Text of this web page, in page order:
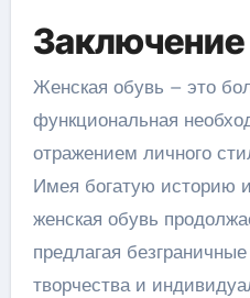
Заключение
Женская обувь – это
функциональная
отражением личного
Имея богатую историю
женская обувь
предлагая
творчества и